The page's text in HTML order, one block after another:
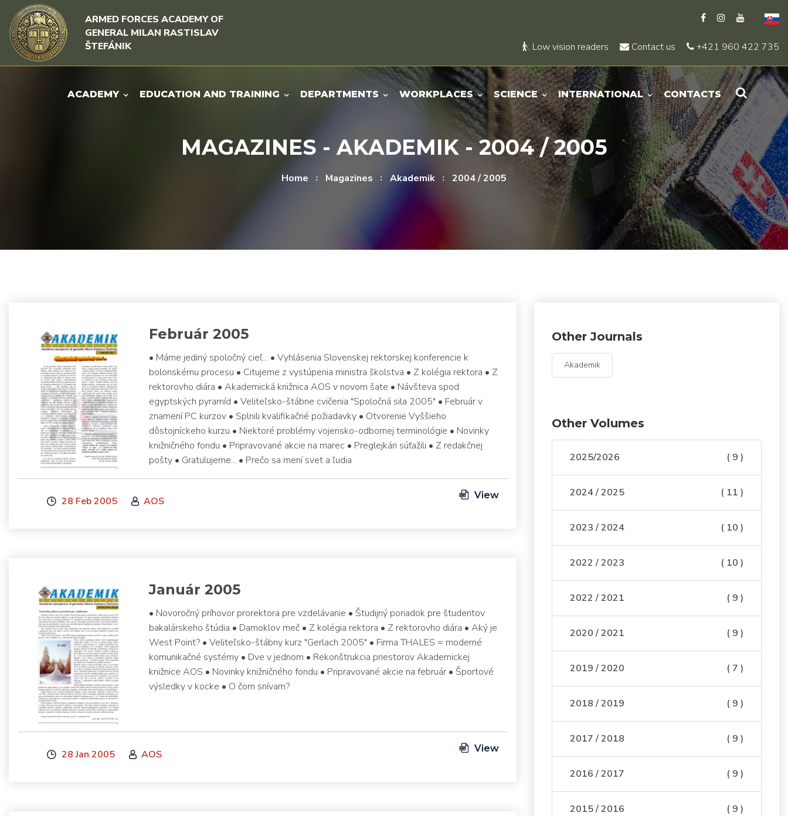
Skip to content
Skip to menu
ARMED FORCES ACADEMY OF
GENERAL MILAN RASTISLAV
ŠTEFÁNIK
Low vision readers Contact us +421 960 422 735
ACADEMY EDUCATION AND TRAINING DEPARTMENTS WORKPLACES SCIENCE INTERNATIONAL CONTACTS
MAGAZINES - AKADEMIK - 2004 / 2005
Home Magazines Akademik 2004 / 2005
Február 2005
• Máme jediný spoločný cieľ... • Vyhlásenia Slovenskej rektorskej konferencie k
bolonskému procesu • Citujeme z vystúpenia ministra školstva • Z kolégia rektora • Z
rektorovho diára • Akademická knižnica AOS v novom šate • Návšteva spod
egyptských pyramíd • Veliteľsko-štábne cvičenia "Spoločná sila 2005" • Február v
znamení PC kurzov • Splnili kvalifikačné požiadavky • Otvorenie Vyššieho
dôstojníckeho kurzu • Niektoré problémy vojensko-odbornej terminológie • Novinky
knižničného fondu • Pripravované akcie na marec • Preglejkári súťažili • Z redakčnej
pošty • Gratulujeme... • Prečo sa mení svet a ľudia
28 Feb 2005 AOS View
Január 2005
• Novoročný príhovor prorektora pre vzdelávanie • Študijný poriadok pre študentov
bakalárskeho štúdia • Damoklov meč • Z kolégia rektora • Z rektorovho diára • Aký je
West Point? • Veliteľsko-štábny kurz "Gerlach 2005" • Firma THALES = moderné
komunikačné systémy • Dve v jednom • Rekonštrukcia priestorov Akademickej
knižnice AOS • Novinky knižničného fondu • Pripravované akcie na február • Športové
výsledky v kocke • O čom snívam?
28 Jan 2005 AOS View
Other Journals
Akademik
Other Volumes
2025/2026 ( 9 )
2024 / 2025 ( 11 )
2023 / 2024 ( 10 )
2022 / 2023 ( 10 )
2022 / 2021 ( 9 )
2020 / 2021 ( 9 )
2019 / 2020 ( 7 )
2018 / 2019 ( 9 )
2017 / 2018 ( 9 )
2016 / 2017 ( 9 )
2015 / 2016 ( 9 )